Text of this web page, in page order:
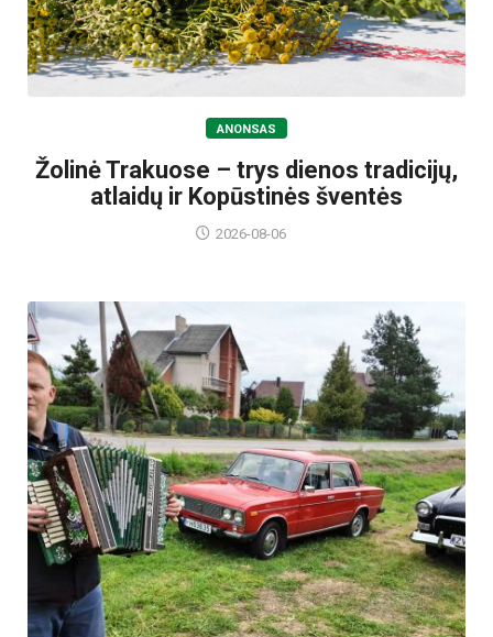
ANONSAS
Žolinė Trakuose – trys dienos tradicijų,
atlaidų ir Kopūstinės šventės
2026-08-06